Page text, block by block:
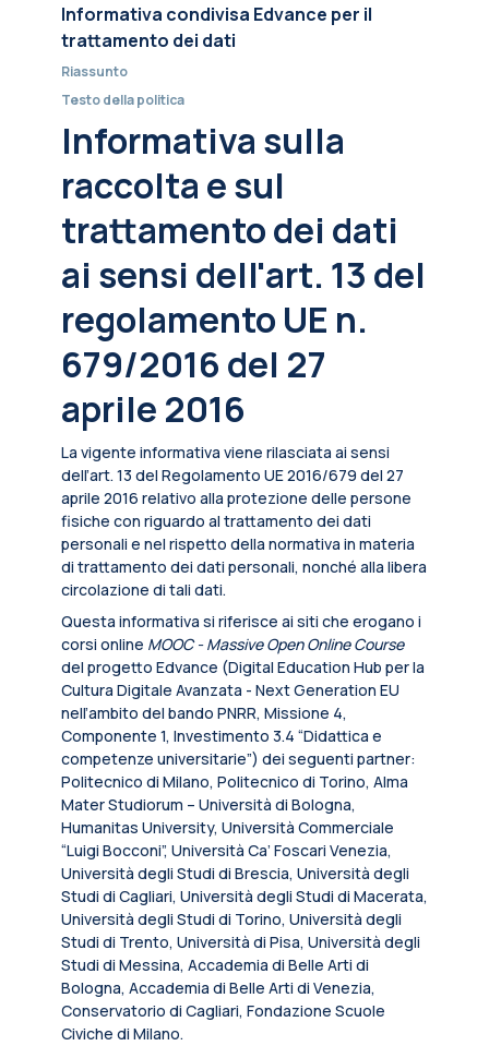
Informativa condivisa Edvance per il
trattamento dei dati
Riassunto
Testo della politica
Informativa sulla
raccolta e sul
trattamento dei dati
ai sensi dell'art. 13 del
regolamento UE n.
679/2016 del 27
aprile 2016
La vigente informativa viene rilasciata ai sensi
dell’art. 13 del Regolamento UE 2016/679 del 27
aprile 2016 relativo alla protezione delle persone
fisiche con riguardo al trattamento dei dati
personali e nel rispetto della normativa in materia
di trattamento dei dati personali, nonché alla libera
circolazione di tali dati.
Questa informativa si riferisce ai siti che erogano i
corsi online MOOC - Massive Open Online Course
del progetto Edvance (Digital Education Hub per la
Cultura Digitale Avanzata - Next Generation EU
nell’ambito del bando PNRR, Missione 4,
Componente 1, Investimento 3.4 “Didattica e
competenze universitarie”) dei seguenti partner:
Politecnico di Milano, Politecnico di Torino, Alma
Mater Studiorum – Università di Bologna,
Humanitas University, Università Commerciale
“Luigi Bocconi”, Università Ca’ Foscari Venezia,
Università degli Studi di Brescia, Università degli
Studi di Cagliari, Università degli Studi di Macerata,
Università degli Studi di Torino, Università degli
Studi di Trento, Università di Pisa, Università degli
Studi di Messina, Accademia di Belle Arti di
Bologna, Accademia di Belle Arti di Venezia,
Conservatorio di Cagliari, Fondazione Scuole
Civiche di Milano.